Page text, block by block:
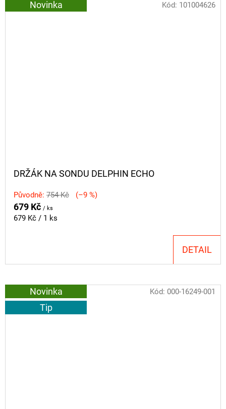
Novinka
DRŽÁK NA SONDU DELPHIN ECHO
Původně: 754 Kč (–9 %)
679 Kč / ks
Měrná
679 Kč / 1 ks
DETAIL
Kód: 101004626
Novinka
Tip
Kód: 000-16249-001